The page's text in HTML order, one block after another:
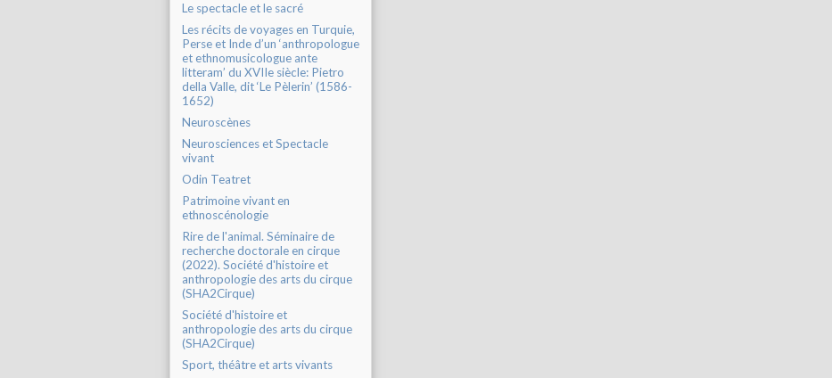
Le spectacle et le sacré
Les récits de voyages en Turquie,
Perse et Inde d’un ‘anthropologue
et ethnomusicologue ante
litteram’ du XVIIe siècle: Pietro
della Valle, dit ‘Le Pèlerin’ (1586-
1652)
Neuroscènes
Neurosciences et Spectacle
vivant
Odin Teatret
Patrimoine vivant en
ethnoscénologie
Rire de l'animal. Séminaire de
recherche doctorale en cirque
(2022). Société d'histoire et
anthropologie des arts du cirque
(SHA2Cirque)
Société d'histoire et
anthropologie des arts du cirque
(SHA2Cirque)
Sport, théâtre et arts vivants